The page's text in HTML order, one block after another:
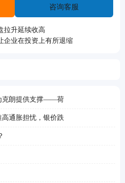
咨询客服
拉升延续收高
企业在投资上有所退缩
克朗提供支撑——荷
通胀担忧，银价跌